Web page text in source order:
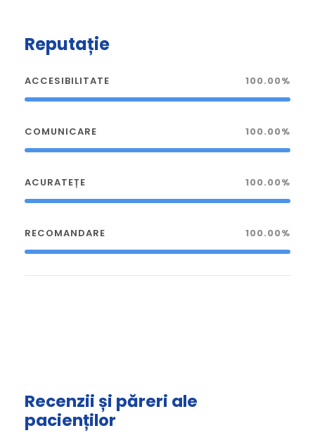
Reputație
ACCESIBILITATE 100.00%
COMUNICARE 100.00%
ACURATEȚE 100.00%
RECOMANDARE 100.00%
Recenzii și păreri ale
pacienților